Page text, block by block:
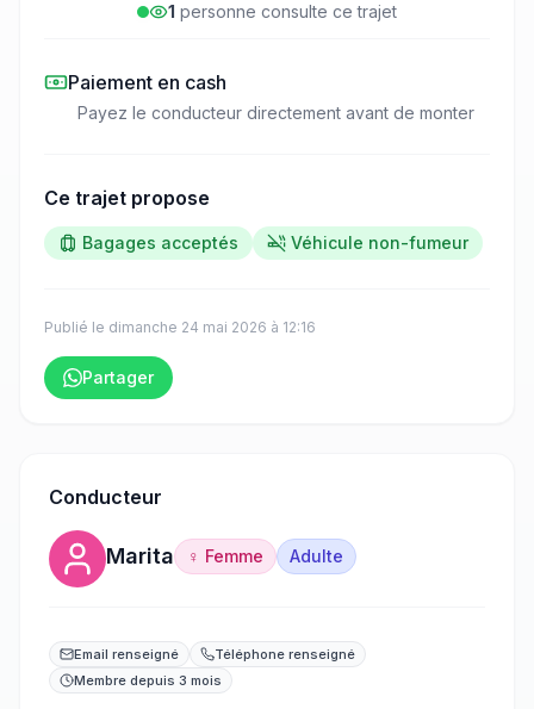
1 personne consulte ce trajet
Paiement en cash
Payez le conducteur directement avant de monter
Ce trajet propose
Bagages acceptés Véhicule non-fumeur
Publié le dimanche 24 mai 2026 à 12:16
Partager
Conducteur
Marita ♀ Femme Adulte
Email renseigné
Téléphone renseigné
Membre depuis 3 mois